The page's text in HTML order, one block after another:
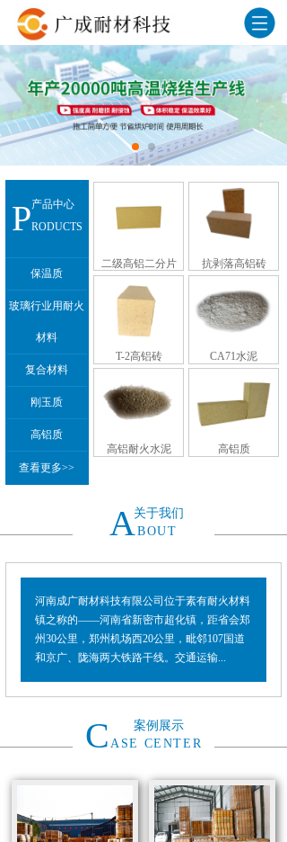
产品中心
PRODUCTS
保温质
玻璃行业用耐火
材料
复合材料
刚玉质
高铝质
查看更多>>
二级高铝二分片 抗剥落高铝砖
T-2高铝砖 CA71水泥
高铝耐火水泥 高铝质
关于我们
ABOUT
河南成广耐材科技有限公司位于素有耐火材料
镇之称的——河南省新密市超化镇，距省会郑
州30公里，郑州机场西20公里，毗邻107国道
和京广、陇海两大铁路干线。交通运输...
案例展示
CASE CENTER